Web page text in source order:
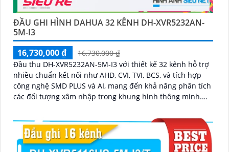
ĐẦU GHI HÌNH DAHUA 32 KÊNH DH-XVR5232AN-
5M-I3
16,730,000 ₫
16,730,000 ₫
Đầu thu DH-XVR5232AN-5M-I3 với thiết kế 32 kênh hỗ trợ
nhiều chuẩn kết nối như AHD, CVI, TVI, BCS, và tích hợp
công nghệ SMD PLUS và AI, mang đến khả năng phân tích
các đối tượng xâm nhập trong khung hình thông minh.
năng mở rộng thêm 16 kênh IP đáp ứng nhu cầu dễ dàng